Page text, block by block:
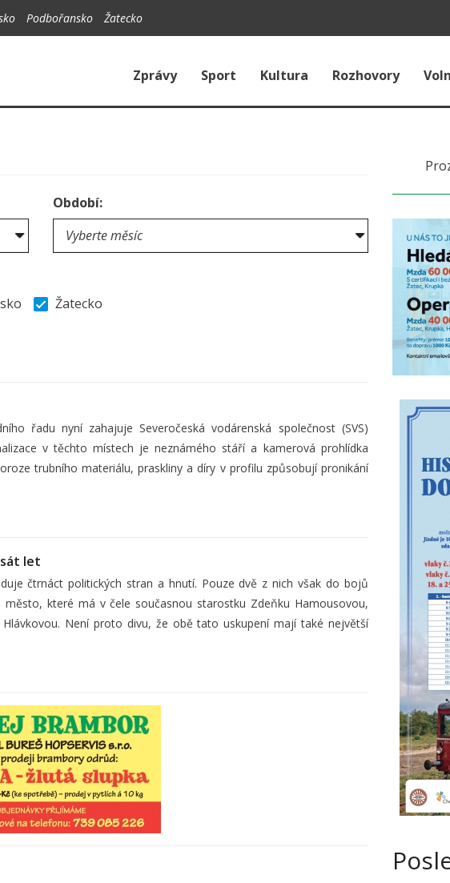
Podbořansko Žatecko
Zprávy Sport Kultura Rozhovory
Období:
Žatecko
řadu nyní zahajuje Severočeská vodárenská společnost (SVS)
v těchto místech je neznámého stáří a kamerová prohlídka
trubního materiálu, praskliny a díry v profilu způsobují pronikání
let
čtrnáct politických stran a hnutí. Pouze dvě z nich však do bojů
které má v čele současnou starostku Zdeňku Hamousovou,
Není proto divu, že obě tato uskupení mají také největší